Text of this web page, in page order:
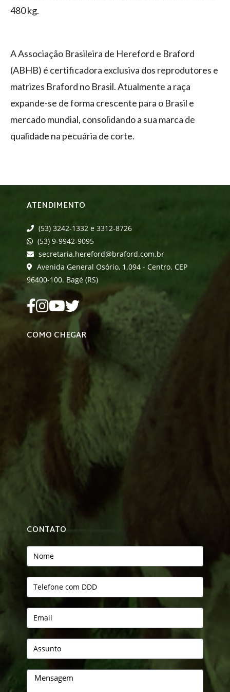
480 kg.
A Associação Brasileira de Hereford e Braford
(ABHB) é certificadora exclusiva dos reprodutores e
matrizes Braford no Brasil. Atualmente a raça
expande-se de forma crescente para o Brasil e
mercado mundial, consolidando a sua marca de
qualidade na pecuária de corte.
ATENDIMENTO
(53) 3242-1332 e 3312-8726
(53) 9-9942-9095
secretaria.hereford@braford.com.br
Avenida General Osório, 1.094 - Centro. CEP
96400-100. Bagé (RS)
COMO CHEGAR
CONTATO